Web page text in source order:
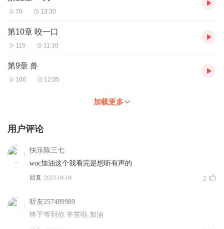
70 13:30
第10章 咬一口
115 11:10
第9章 兽
106 12:05
加载更多
用户评论
快乐陈三七
woc加油这个我看完是想听有声的
回复 2023-04-04 2
听友257489989
终于等到你 辛苦啦 加油